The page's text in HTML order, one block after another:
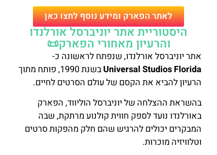
לאתר הפארק ומידע נוסף לחצו כאן
היסטוריית אתר יוניברסל אורלנדו
והרעיון מאחורי הפארק📜
אתר יוניברסל אורלנדו, שנפתח לראשונה כ-
Universal Studios Florida
בשנת 1990, פותח מתוך
הרעיון להביא את הקסם של עולם הסרטים לחיים.
בהשראת ההצלחה של יוניברסל הוליווד, הפארק
באורלנדו נועד לספק חווית קולנוע מרתקת, שבה
המבקרים יכולים להרגיש שהם חלק מהפקות סרטים
וטלוויזיה מוכרות.